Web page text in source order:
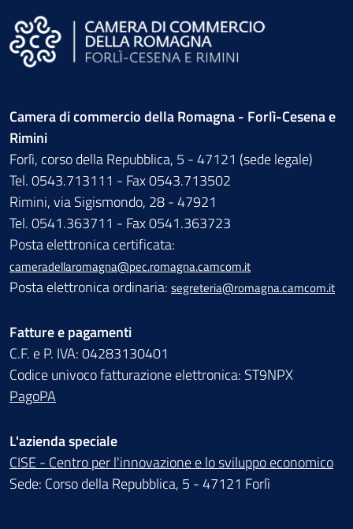
Camera di commercio della Romagna - Forlì-Cesena e
Rimini
Forlì, corso della Repubblica, 5 - 47121 (sede legale)
Tel. 0543.713111 - Fax 0543.713502
Rimini, via Sigismondo, 28 - 47921
Tel. 0541.363711 - Fax 0541.363723
Posta elettronica certificata:
cameradellaromagna@pec.romagna.camcom.it
Posta elettronica ordinaria: segreteria@romagna.camcom.it
Fatture e pagamenti
C.F. e P. IVA: 04283130401
Codice univoco fatturazione elettronica: ST9NPX
PagoPA
L'azienda speciale
CISE - Centro per l'innovazione e lo sviluppo economico
Sede: Corso della Repubblica, 5 - 47121 Forlì